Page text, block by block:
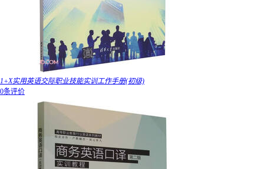
1+X实用英语交际职业技能实训工作手册(初级)
0条评价